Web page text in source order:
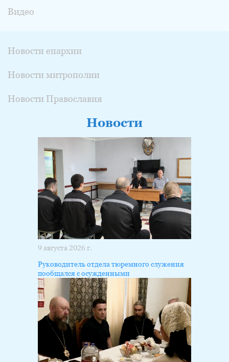
Видео
Новости епархии
Новости митрополии
Новости Православия
Новости
9 августа 2026 г.
Руководитель отдела тюремного служения
пообщался с осужденными